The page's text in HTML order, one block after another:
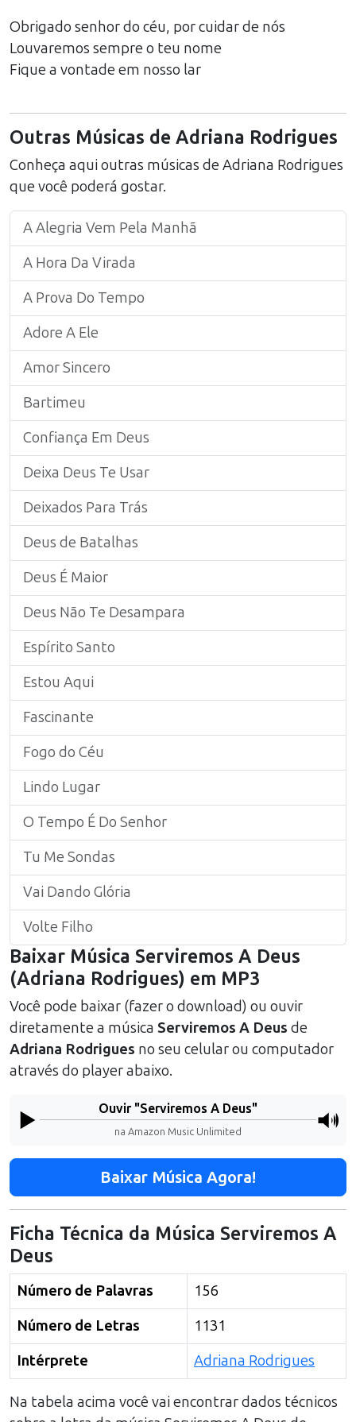
Obrigado senhor do céu, por cuidar de nós
Louvaremos sempre o teu nome
Fique a vontade em nosso lar
Outras Músicas de Adriana Rodrigues
Conheça aqui outras músicas deAdriana Rodrigues
que você poderá gostar.
A Alegria Vem Pela Manhã
A Hora Da Virada
A Prova Do Tempo
Adore A Ele
Amor Sincero
Bartimeu
Confiança Em Deus
Deixa Deus Te Usar
Deixados Para Trás
Deus de Batalhas
Deus É Maior
Deus Não Te Desampara
Espírito Santo
Estou Aqui
Fascinante
Fogo do Céu
Lindo Lugar
O Tempo É Do Senhor
Tu Me Sondas
Vai Dando Glória
Volte Filho
Baixar Música Serviremos A Deus
(Adriana Rodrigues) em MP3
Você pode baixar (fazer o download) ou ouvir
diretamente a música Serviremos A Deus de
Adriana Rodrigues no seu celular ou computador
através do player abaixo.
Ouvir "Serviremos A Deus"
na Amazon Music Unlimited
Baixar Música Agora!
Ficha Técnica da Música Serviremos A
Deus
Número de Palavras
156
Número de Letras
1131
Intérprete
Adriana Rodrigues
Na tabela acima você vai encontrar dados técnicos